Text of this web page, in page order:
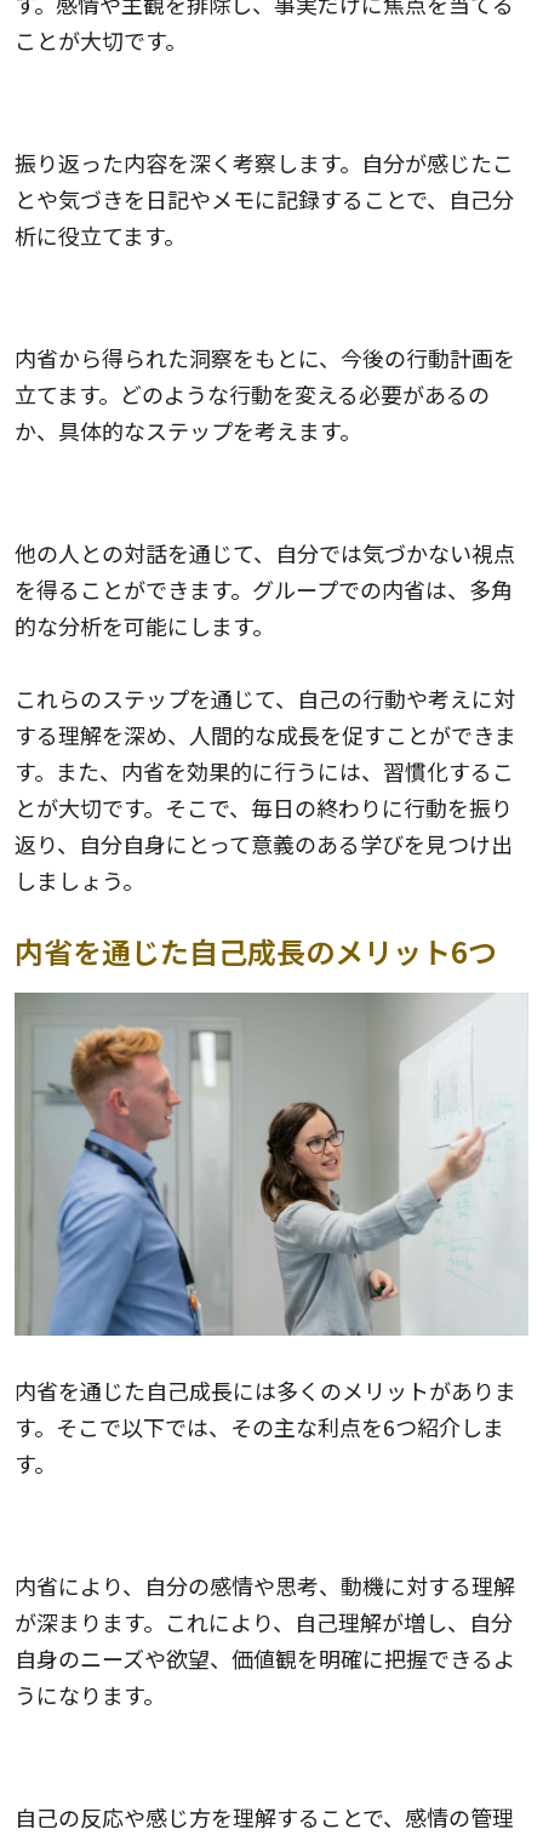
ことが大切です。
振り返った内容を深く考察します。自分が感じたこ
とや気づきを日記やメモに記録することで、自己分
析に役立てます。
内省から得られた洞察をもとに、今後の行動計画を
立てます。どのような行動を変える必要があるの
か、具体的なステップを考えます。
他の人との対話を通じて、自分では気づかない視点
を得ることができます。グループでの内省は、多角
的な分析を可能にします。
これらのステップを通じて、自己の行動や考えに対
する理解を深め、人間的な成長を促すことができま
す。また、内省を効果的に行うには、習慣化するこ
とが大切です。そこで、毎日の終わりに行動を振り
返り、自分自身にとって意義のある学びを見つけ出
しましょう。
内省を通じた自己成長のメリット6つ
内省を通じた自己成長には多くのメリットがありま
す。そこで以下では、その主な利点を6つ紹介しま
す。
内省により、自分の感情や思考、動機に対する理解
が深まります。これにより、自己理解が増し、自分
自身のニーズや欲望、価値観を明確に把握できるよ
うになります。
自己の反応や感じ方を理解することで、感情の管理